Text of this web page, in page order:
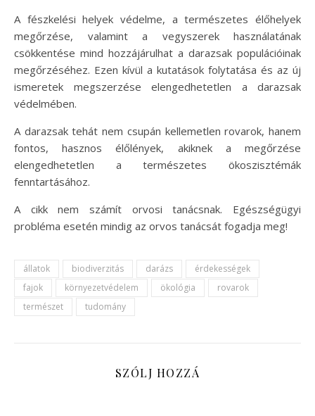
A fészkelési helyek védelme, a természetes élőhelyek
megőrzése, valamint a vegyszerek használatának
csökkentése mind hozzájárulhat a darazsak populációinak
megőrzéséhez. Ezen kívül a kutatások folytatása és az új
ismeretek megszerzése elengedhetetlen a darazsak
védelmében.
A darazsak tehát nem csupán kellemetlen rovarok, hanem
fontos, hasznos élőlények, akiknek a megőrzése
elengedhetetlen a természetes ökoszisztémák
fenntartásához.
A cikk nem számít orvosi tanácsnak. Egészségügyi
probléma esetén mindig az orvos tanácsát fogadja meg!
állatok biodiverzitás darázs
érdekességek
fajok
környezetvédelem ökológia
rovarok
természet
tudomány
SZÓLJ HOZZÁ